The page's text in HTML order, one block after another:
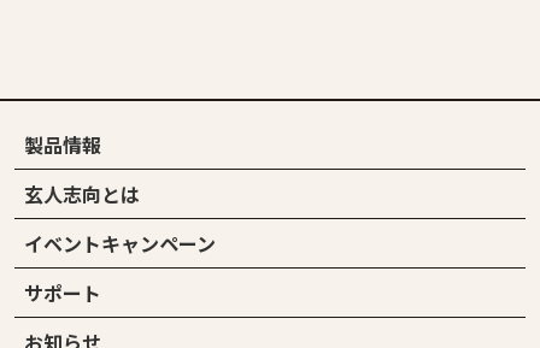
製品情報
玄人志向とは
イベントキャンペーン
サポート
お知らせ